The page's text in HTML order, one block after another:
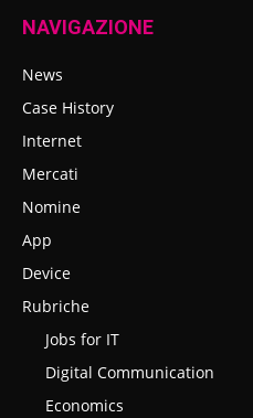
NAVIGAZIONE
News
Case History
Internet
Mercati
Nomine
App
Device
Rubriche
Jobs for IT
Digital Communication
Economics